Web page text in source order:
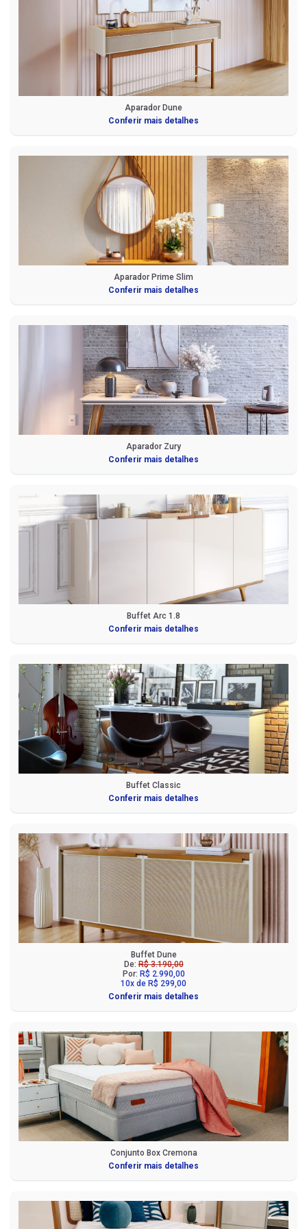
Aparador Dune
Conferir mais detalhes
Aparador Prime Slim
Conferir mais detalhes
Aparador Zury
Conferir mais detalhes
Buffet Arc 1.8
Conferir mais detalhes
Buffet Classic
Conferir mais detalhes
Buffet Dune
De:R$ 3.190,00
Por: R$ 2.990,00
10x de R$ 299,00
Conferir mais detalhes
Conjunto Box Cremona
Conferir mais detalhes